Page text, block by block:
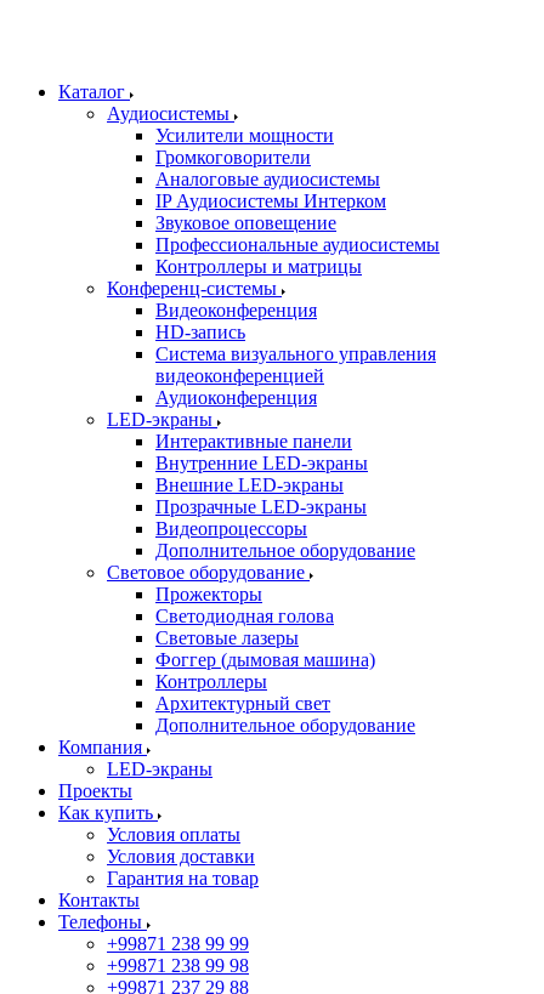
Каталог
Аудиосистемы
Усилители мощности
Громкоговорители
Аналоговые аудиосистемы
IP Аудиосистемы Интерком
Звуковое оповещение
Профессиональные аудиосистемы
Контроллеры и матрицы
Конференц-системы
Видеоконференция
HD-запись
Система визуального управления
видеоконференцией
Аудиоконференция
LED-экраны
Интерактивные панели
Внутренние LED-экраны
Внешние LED-экраны
Прозрачные LED-экраны
Видеопроцессоры
Дополнительное оборудование
Световое оборудование
Прожекторы
Светодиодная голова
Световые лазеры
Фоггер (дымовая машина)
Контроллеры
Архитектурный свет
Дополнительное оборудование
Компания
LED-экраны
Проекты
Как купить
Условия оплаты
Условия доставки
Гарантия на товар
Контакты
Телефоны
+99871 238 99 99
+99871 238 99 98
+99871 237 29 88